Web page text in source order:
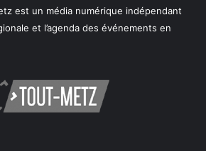
est un média numérique indépendant
et l’agenda des événements en